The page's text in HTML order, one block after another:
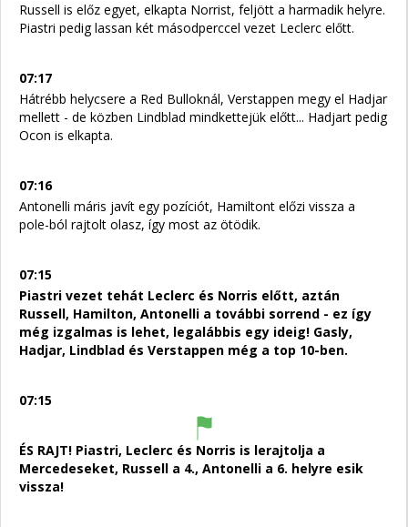
Russell is előz egyet, elkapta Norrist, feljött a harmadik helyre.
Piastri pedig lassan két másodperccel vezet Leclerc előtt.
07:17
Hátrébb helycsere a Red Bulloknál, Verstappen megy el Hadjar
mellett - de közben Lindblad mindkettejük előtt... Hadjart pedig
Ocon is elkapta.
07:16
Antonelli máris javít egy pozíciót, Hamiltont előzi vissza a
pole-ból rajtolt olasz, így most az ötödik.
07:15
Piastri vezet tehát Leclerc és Norris előtt, aztán
Russell, Hamilton, Antonelli a további sorrend - ez így
még izgalmas is lehet, legalábbis egy ideig! Gasly,
Hadjar, Lindblad és Verstappen még a top 10-ben.
07:15
ÉS RAJT! Piastri, Leclerc és Norris is lerajtolja a
Mercedeseket, Russell a 4., Antonelli a 6. helyre esik
vissza!